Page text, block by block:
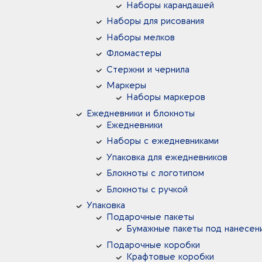
Наборы карандашей
Наборы для рисования
Наборы мелков
Фломастеры
Стержни и чернила
Маркеры
Наборы маркеров
Ежедневники и блокноты
Ежедневники
Наборы с ежедневниками
Упаковка для ежедневников
Блокноты с логотипом
Блокноты с ручкой
Упаковка
Подарочные пакеты
Бумажные пакеты под
Подарочные коробки
Крафтовые коробки